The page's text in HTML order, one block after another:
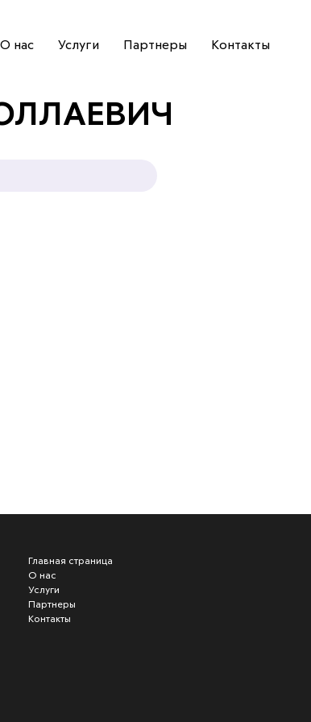
О нас Услуги Партнеры Контакты
Главная страница
О нас
Услуги
Партнеры
Контакты